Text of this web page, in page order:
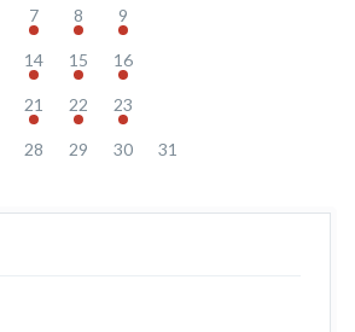
7 8 9
14 15 16
21 22 23
28 29 30 31